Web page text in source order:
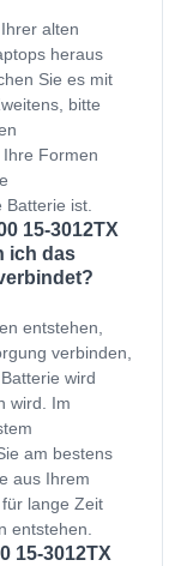
alten
heraus
Sie es mit
bitte
Formen
Batterie ist.
15-3012TX
ich das
entstehen,
verbinden,
wird
wird. Im
am bestens
aus Ihrem
lange Zeit
entstehen.
15-3012TX